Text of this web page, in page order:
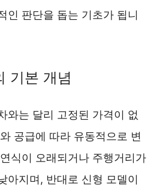
인 판단을 돕는 기초가 됩니
기본 개념
와는 달리 고정된 가격이 없
공급에 따라 유동적으로 변
식이 오래되거나 주행거리가
아지며, 반대로 신형 모델이